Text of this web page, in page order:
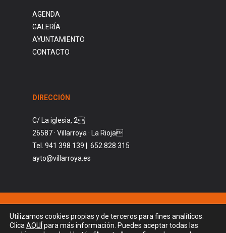
AGENDA
GALERÍA
AYUNTAMIENTO
CONTACTO
DIRECCIÓN
C/ La iglesia, 2
26587 · Villarroya · La Rioja
Tel. 941 398 139 | 652 828 315
ayto@villarroya.es
POLÍTICA DE COOKIES
Utilizamos cookies propias y de terceros para fines analíticos.
Clica AQUÍ para más información. Puedes aceptar todas las